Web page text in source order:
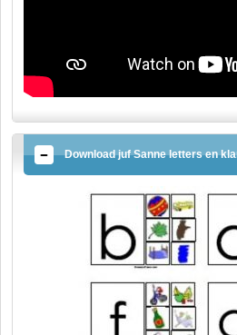
Download juf Sanne letters en